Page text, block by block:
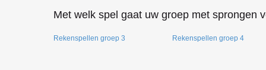
Met welk spel gaat uw groep met sprongen
Rekenspellen groep 3 Rekenspellen groep 4